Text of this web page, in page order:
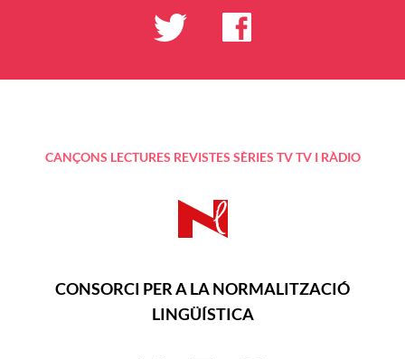
CANÇONS LECTURES REVISTES SÈRIES TV TV I RÀDIO
CONSORCI PER A LA NORMALITZACIÓ
LINGÜÍSTICA